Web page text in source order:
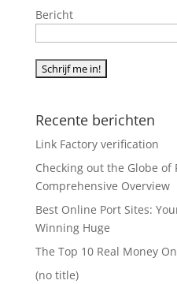
Bericht
Recente berichten
Link Factory verification
Checking out the Globe of
Comprehensive Overview
Best Online Port Sites:
Winning Huge
The Top 10 Real Money
(no title)